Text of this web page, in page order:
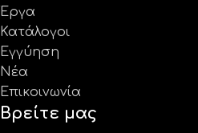
Έργα
Κατάλογοι
Εγγύηση
Νέα
Επικοινωνία
Βρείτε μας